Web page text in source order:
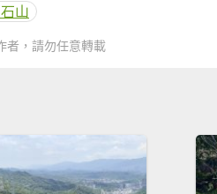
山
者，請勿任意轉載